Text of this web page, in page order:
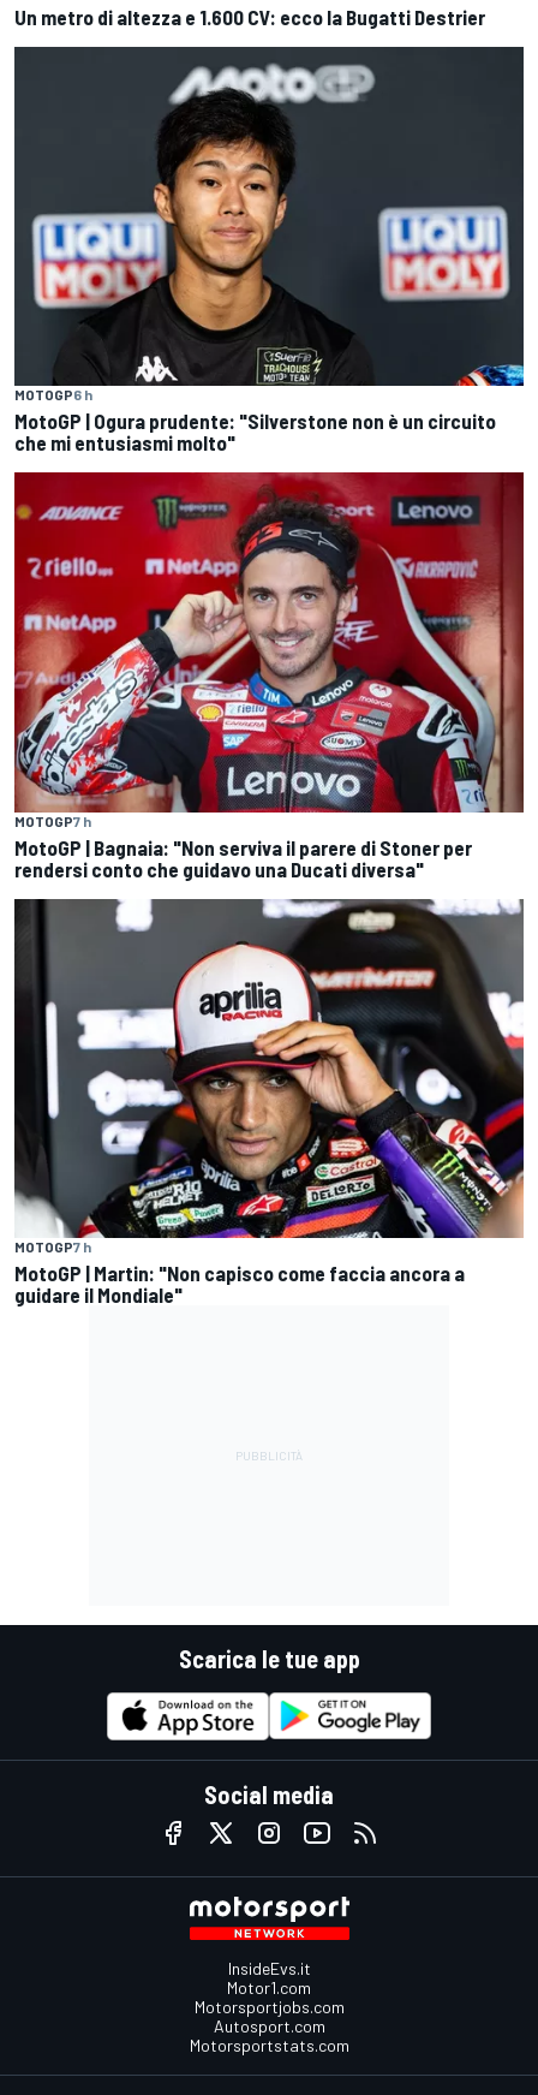
Un metro di altezza e 1.600 CV: ecco la Bugatti Destrier
MOTOGP6 h
MotoGP | Ogura prudente: "Silverstone non è un circuito
che mi entusiasmi molto"
MOTOGP7 h
MotoGP | Bagnaia: "Non serviva il parere di Stoner per
rendersi conto che guidavo una Ducati diversa"
MOTOGP7 h
MotoGP | Martin: "Non capisco come faccia ancora a
guidare il Mondiale"
Scarica le tue app
Social media
InsideEvs.it
Motor1.com
Motorsportjobs.com
Autosport.com
Motorsportstats.com